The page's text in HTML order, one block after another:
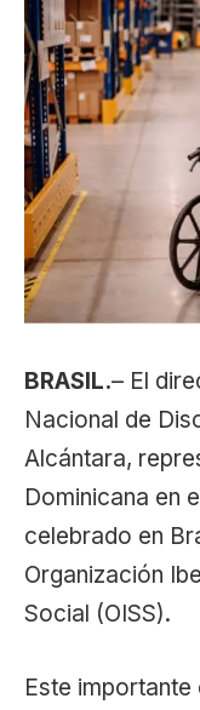
BRASIL.– El
Nacional de
Alcántara,
Dominicana en
celebrado en
Organización
Social (OISS).
Este